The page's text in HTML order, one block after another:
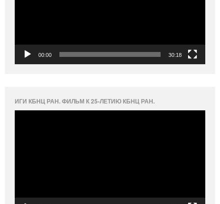
00:00 30:18
ИГИ КБНЦ РАН. ФИЛЬМ К 25-ЛЕТИЮ КБНЦ РАН.